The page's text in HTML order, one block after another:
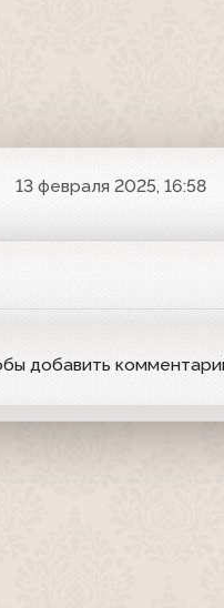
13 февраля 2025, 16:58
добавить